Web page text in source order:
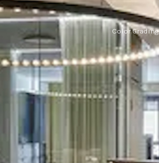
Color Grading